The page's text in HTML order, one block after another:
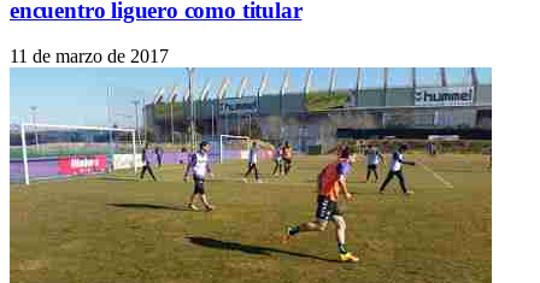
encuentro liguero como titular
11 de marzo de 2017